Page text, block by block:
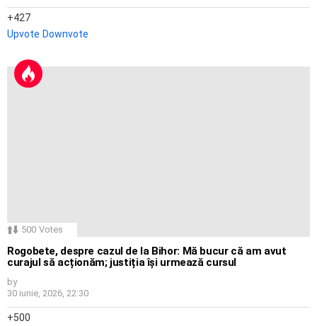
427
Upvote Downvote
500 Votes
Rogobete, despre cazul de la Bihor: Mă bucur că am avut
curajul să acționăm; justiția își urmează cursul
by
30 iunie, 2026, 22:30
500